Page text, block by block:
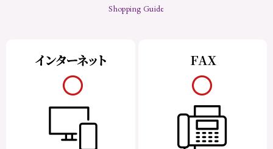
Shopping Guide